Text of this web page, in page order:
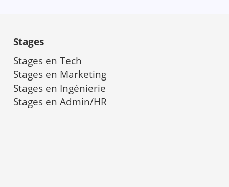
Stages
Stages en Tech
Stages en Marketing
Stages en Ingénierie
Stages en Admin/HR